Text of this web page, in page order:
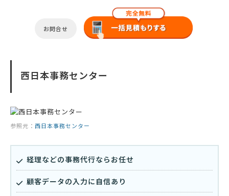
お問合せ
西日本事務センター
参照元： 西日本事務センター
経理などの事務代行ならお任せ
顧客データの入力に自信あり